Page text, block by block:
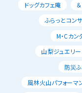
ドッグカフェ庵
ふらっとコン
M・Cカン
山梨ジュエリ
防災
風林火山パフォーマ